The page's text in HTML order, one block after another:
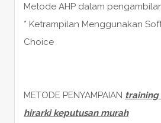
Metode AHP dalam
* Ketrampilan Menggunakan
Choice
METODE PENYAMPAIAN training
hirarki keputusan murah